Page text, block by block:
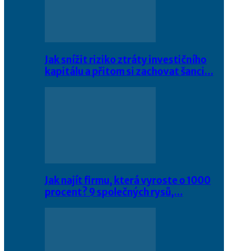
Jak snížit riziko ztráty investičního
kapitálu a přitom si zachovat šanci…
Jak najít firmu, která vyroste o 1000
procent? 9 společných rysů,…